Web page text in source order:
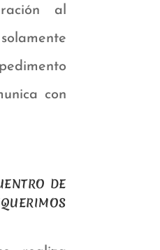
al
con
DE